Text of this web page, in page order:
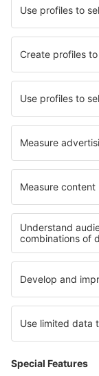
Mobilapp
Flyselskaber
Ryanair
DAT Danish Air
SAS
Norwegian
Lufthansa
Om eSky
Mine bookinger
Persondatapolitik
Support og